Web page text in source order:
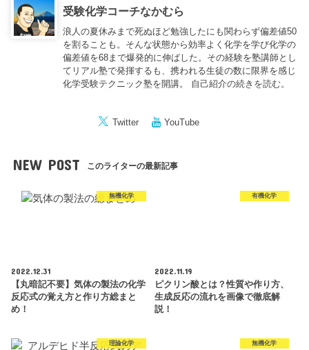
受験化学コーチなかむら
浪人の夏休みまで死ぬほど勉強したにも関わらず偏差値50
を割ることも。そんな状態から効率よく化学を学び化学の
偏差値を68まで爆発的に伸ばした。その経験を塾講師とし
てリアル塾で発揮するも、携われる生徒の数に限界を感じ
化学受験テクニック塾を開講。 自己紹介の続きを読む。
Twitter YouTube
NEW POST このライターの最新記事
無機化学
2022.12.31
【丸暗記不要】気体の製法の化学
反応式の覚え方と作り方総まと
め！
有機化学
2022.11.19
ピクリン酸とは？性質や作り方、
生成反応の流れを画像で徹底解
説！
理論化学 無機化学